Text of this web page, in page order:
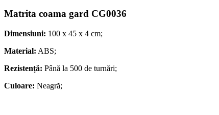
Matrita coama gard CG0036
Dimensiuni: 100 x 45 x 4 cm;
Material: ABS;
Rezistență: Până la 500 de turnări;
Culoare: Neagră;